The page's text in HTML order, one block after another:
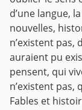
d’une langue,
nouvelles,
n’existent pas,
auraient pu
pensent, qui
n’existent pas,
Fables et